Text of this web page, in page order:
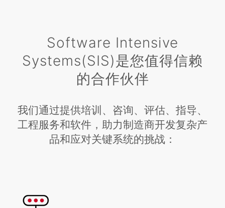
Software Intensive
Systems(SIS)是您值得信赖
的合作伙伴
我们通过提供培训、咨询、评估、指导、
工程服务和软件，助力制造商开发复杂产
品和应对关键系统的挑战：